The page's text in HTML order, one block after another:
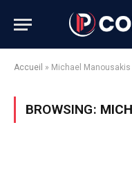
Accueil » Michael Manousakis
BROWSING: